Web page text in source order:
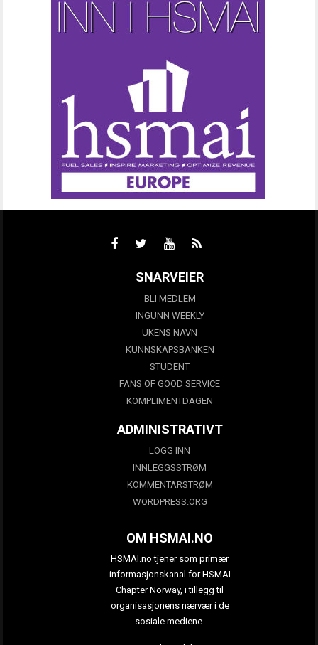
SNARVEIER
BLI MEDLEM
INGUNN WEEKLY
UKENS NAVN
KUNNSKAPSBANKEN
STUDENT
FANS OF GOOD SERVICE
KOMPLIMENTDAGEN
ADMINISTRATIVT
LOGG INN
INNLEGGSSTRØM
KOMMENTARSTRØM
WORDPRESS.ORG
OM HSMAI.NO
HSMAI.no tjener som primær
informasjonskanal for HSMAI
Chapter Norway, i tillegg til
organisasjonens nærvær i de
sosiale mediene.